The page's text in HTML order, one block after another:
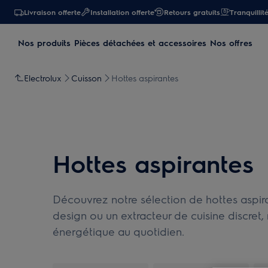
Livraison offerte Installation offerte Retours gratuits
Nos produits Pièces détachées et accessoires Nos offres
Electrolux Cuisson Hottes aspirantes
Hottes aspirantes
Découvrez notre sélection de hottes
design ou un extracteur de cuisine
énergétique au quotidien.